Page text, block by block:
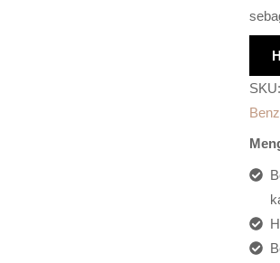
SKU:
Benz